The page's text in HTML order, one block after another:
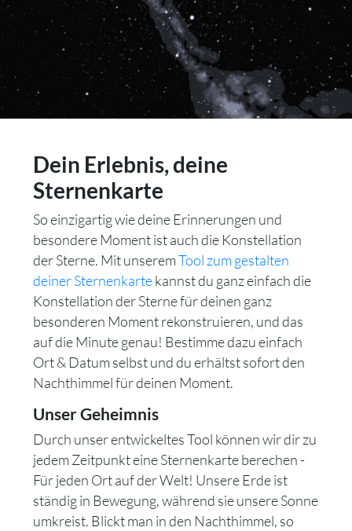
Dein Erlebnis, deine
Sternenkarte
So einzigartig wie deine Erinnerungen und
besondere Moment ist auch die Konstellation
der Sterne. Mit unseremTool zum gestalten
deiner Sternenkartekannst du ganz einfach die
Konstellation der Sterne für deinen ganz
besonderen Moment rekonstruieren, und das
auf die Minute genau! Bestimme dazu einfach
Ort & Datum selbst und du erhältst sofort den
Nachthimmel für deinen Moment.
Unser Geheimnis
Durch unser entwickeltes Tool können wir dir zu
jedem Zeitpunkt eine Sternenkarte berechen -
Für jeden Ort auf der Welt! Unsere Erde ist
ständig in Bewegung, während sie unsere Sonne
umkreist. Blickt man in den Nachthimmel, so